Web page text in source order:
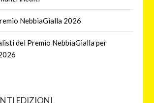
NebbiaGialla 2026
del Premio NebbiaGialla per
EDIZIONI